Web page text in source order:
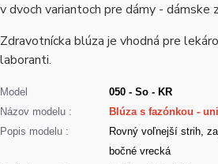
v dvoch variantoch pre dámy - dámske
Zdravotnícka blúza je vhodná pre
laboranti.
Model
050 - So - KR
Názov modelu :
Blúza s fazónkou -
Popis modelu :
Rovný voľnejší strih,
bočné vrecká